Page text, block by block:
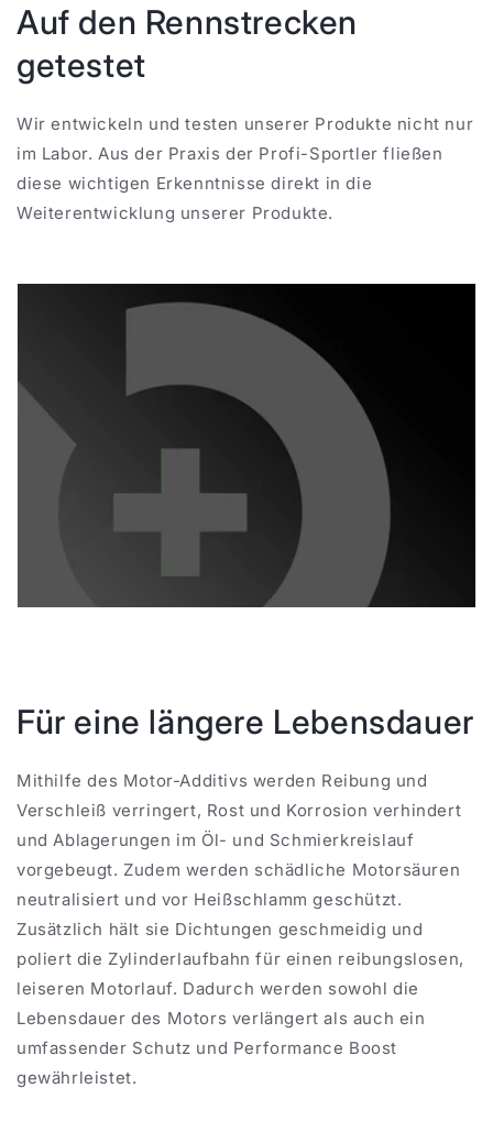
Auf den Rennstrecken
getestet
Wir entwickeln und testen unserer Produkte nicht nur
im Labor. Aus der Praxis der Profi-Sportler fließen
diese wichtigen Erkenntnisse direkt in die
Weiterentwicklung unserer Produkte.
Für eine längere Lebensdauer
Mithilfe des Motor-Additivs werden Reibung und
Verschleiß verringert, Rost und Korrosion verhindert
und Ablagerungen im Öl- und Schmierkreislauf
vorgebeugt. Zudem werden schädliche Motorsäuren
neutralisiert und vor Heißschlamm geschützt.
Zusätzlich hält sie Dichtungen geschmeidig und
poliert die Zylinderlaufbahn für einen reibungslosen,
leiseren Motorlauf. Dadurch werden sowohl die
Lebensdauer des Motors verlängert als auch ein
umfassender Schutz und Performance Boost
gewährleistet.